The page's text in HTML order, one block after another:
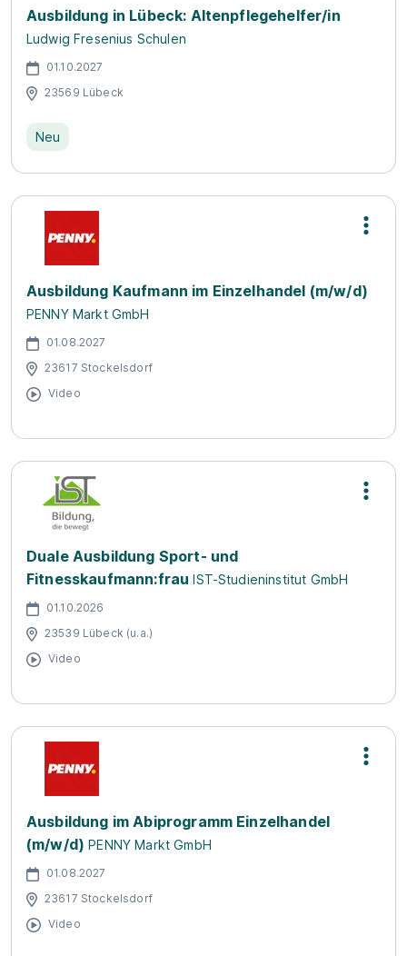
Ausbildung in Lübeck: Altenpflegehelfer/in
Ludwig Fresenius Schulen
01.10.2027
23569 Lübeck
Neu
Ausbildung Kaufmann im Einzelhandel (m/w/d)
PENNY Markt GmbH
01.08.2027
23617 Stockelsdorf
Video
Duale Ausbildung Sport- und
Fitnesskaufmann:frau IST-Studieninstitut GmbH
01.10.2026
23539 Lübeck (u.a.)
Video
Ausbildung im Abiprogramm Einzelhandel
(m/w/d) PENNY Markt GmbH
01.08.2027
23617 Stockelsdorf
Video